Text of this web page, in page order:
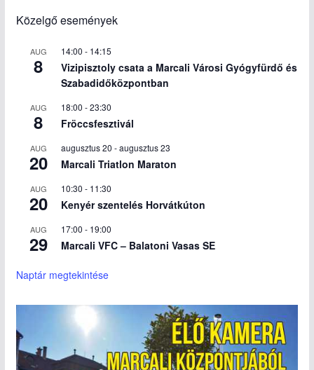
Közelgő események
AUG
8
14:00 - 14:15
Vizipisztoly csata a Marcali Városi Gyógyfürdő és
Szabadidőközpontban
AUG
8
18:00 -23:30
Fröccsfesztivál
AUG
20
augusztus 20 -augusztus 23
Marcali Triatlon Maraton
AUG
20
10:30 - 11:30
Kenyér szentelés Horvátkúton
AUG
29
17:00 - 19:00
Marcali VFC – Balatoni Vasas SE
Naptár megtekintése